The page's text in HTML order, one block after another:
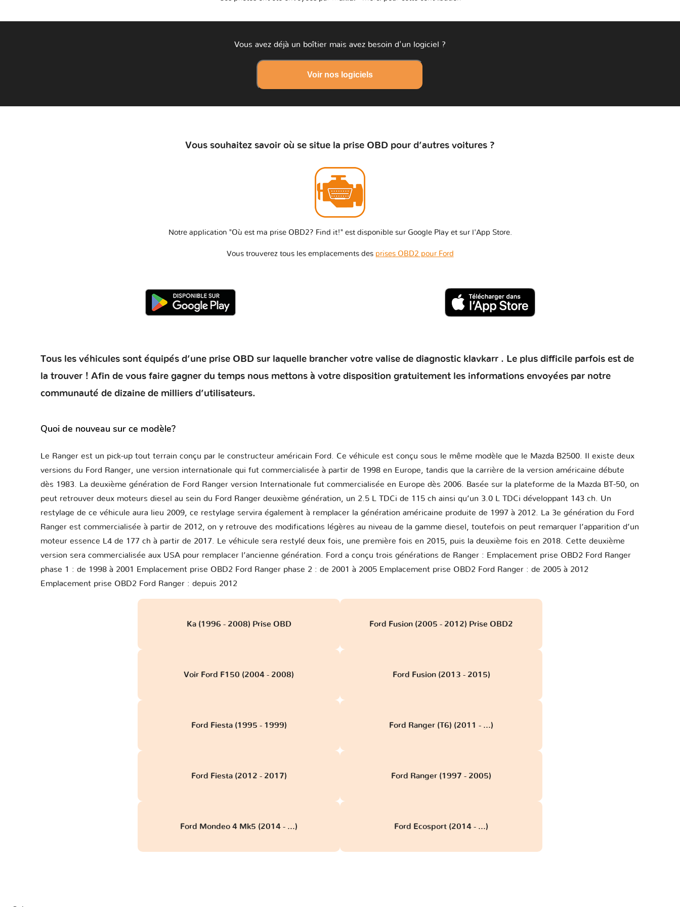
Vous avez déjà un boîtier mais avez besoin d'un logiciel ?
Voir nos logiciels
Vous souhaitez savoir où se situe la prise OBD pour d’autres voitures ?
Notre application "Où est ma prise OBD2? Find it!" est disponible sur Google Play et sur l'App Store.
Vous trouverez tous les emplacements des prises OBD2 pour Ford
Tous les véhicules sont équipés d’une prise OBD sur laquelle brancher votre valise de diagnostic klavkarr . Le plus difficile parfois est de
la trouver ! Afin de vous faire gagner du temps nous mettons à votre disposition gratuitement les informations envoyées par notre
communauté de dizaine de milliers d’utilisateurs.
Quoi de nouveau sur ce modèle?
Le Ranger est un pick-up tout terrain conçu par le constructeur américain Ford. Ce véhicule est conçu sous le même modèle que le Mazda B2500. Il existe deux
versions du Ford Ranger, une version internationale qui fut commercialisée à partir de 1998 en Europe, tandis que la carrière de la version américaine débute
dès 1983. La deuxième génération de Ford Ranger version Internationale fut commercialisée en Europe dès 2006. Basée sur la plateforme de la Mazda BT-50, on
peut retrouver deux moteurs diesel au sein du Ford Ranger deuxième génération, un 2.5 L TDCi de 115 ch ainsi qu’un 3.0 L TDCi développant 143 ch. Un
restylage de ce véhicule aura lieu 2009, ce restylage servira également à remplacer la génération américaine produite de 1997 à 2012. La 3e génération du Ford
Ranger est commercialisée à partir de 2012, on y retrouve des modifications légères au niveau de la gamme diesel, toutefois on peut remarquer l’apparition d’un
moteur essence L4 de 177 ch à partir de 2017. Le véhicule sera restylé deux fois, une première fois en 2015, puis la deuxième fois en 2018. Cette deuxième
version sera commercialisée aux USA pour remplacer l’ancienne génération. Ford a conçu trois générations de Ranger : Emplacement prise OBD2 Ford Ranger
phase 1 : de 1998 à 2001 Emplacement prise OBD2 Ford Ranger phase 2 : de 2001 à 2005 Emplacement prise OBD2 Ford Ranger : de 2005 à 2012
Emplacement prise OBD2 Ford Ranger : depuis 2012
Ka (1996 - 2008) Prise OBD Ford Fusion (2005 - 2012) Prise OBD2
Voir Ford F150 (2004 - 2008) Ford Fusion (2013 - 2015)
Ford Fiesta (1995 - 1999) Ford Ranger (T6) (2011 - ...)
Ford Fiesta (2012 - 2017) Ford Ranger (1997 - 2005)
Ford Mondeo 4 Mk5 (2014 - ...) Ford Ecosport (2014 - ...)